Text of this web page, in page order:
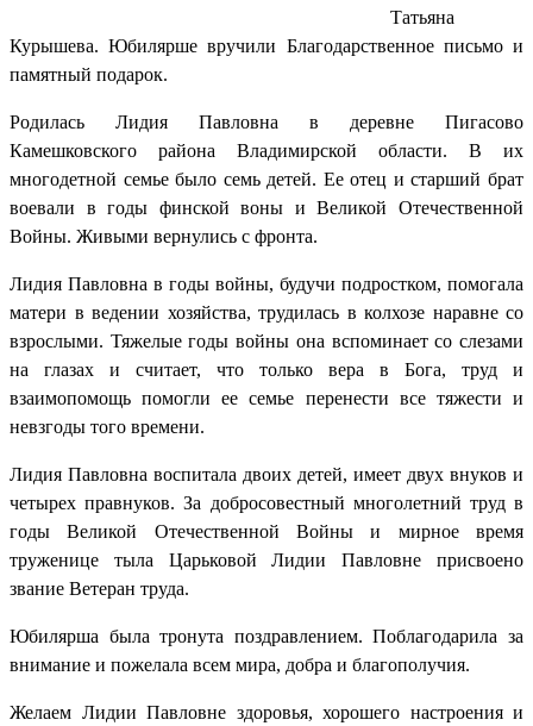
Татьяна
Курышева. Юбилярше вручили Благодарственное письмо и
памятный подарок.
Родилась Лидия Павловна в деревне Пигасово
Камешковского района Владимирской области. В их
многодетной семье было семь детей. Ее отец и старший брат
воевали в годы финской воны и Великой Отечественной
Войны. Живыми вернулись с фронта.
Лидия Павловна в годы войны, будучи подростком, помогала
матери в ведении хозяйства, трудилась в колхозе наравне со
взрослыми. Тяжелые годы войны она вспоминает со слезами
на глазах и считает, что только вера в Бога, труд и
взаимопомощь помогли ее семье перенести все тяжести и
невзгоды того времени.
Лидия Павловна воспитала двоих детей, имеет двух внуков и
четырех правнуков. За добросовестный многолетний труд в
годы Великой Отечественной Войны и мирное время
труженице тыла Царьковой Лидии Павловне присвоено
звание Ветеран труда.
Юбилярша была тронута поздравлением. Поблагодарила за
внимание и пожелала всем мира, добра и благополучия.
Желаем Лидии Павловне здоровья, хорошего настроения и